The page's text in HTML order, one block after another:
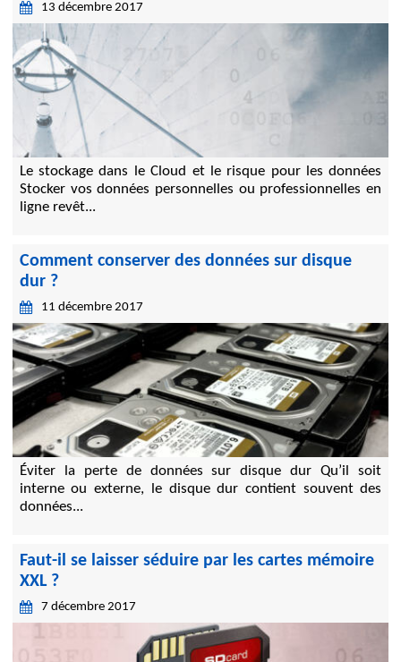
13 décembre 2017
Le stockage dans le Cloud et le risque pour les données
Stocker vos données personnelles ou professionnelles en
ligne revêt...
Comment conserver des données sur disque
dur ?
11 décembre 2017
Éviter la perte de données sur disque dur Qu’il soit
interne ou externe, le disque dur contient souvent des
données...
Faut-il se laisser séduire par les cartes mémoire
XXL ?
7 décembre 2017